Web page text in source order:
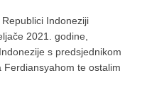
Indoneziji
2021. godine,
s predsjednikom
te ostalim